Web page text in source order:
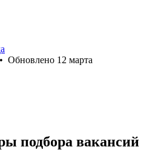
• Обновлено 12 марта
подбора вакансий